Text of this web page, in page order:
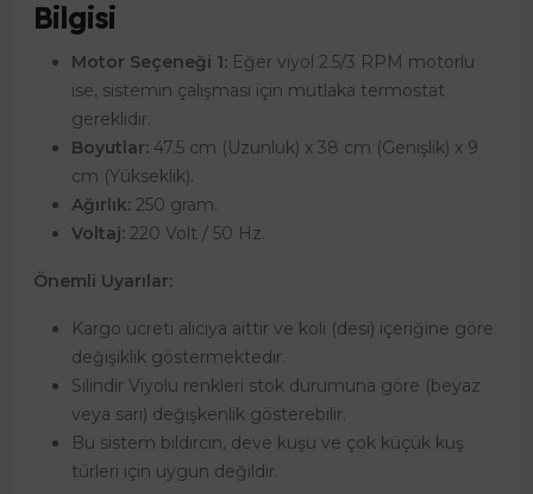
Bilgisi
Motor Seçeneği 1: Eğer viyol 2.5/3 RPM motorlu
ise, sistemin çalışması için mutlaka termostat
gereklidir.
Boyutlar: 47.5 cm (Uzunluk) x 38 cm (Genişlik) x 9
cm (Yükseklik).
Ağırlık: 250 gram.
Voltaj: 220 Volt / 50 Hz.
Önemli Uyarılar:
Kargo ücreti alıcıya aittir ve koli (desi) içeriğine göre
değişiklik göstermektedir.
Silindir Viyolu renkleri stok durumuna göre (beyaz
veya sarı) değişkenlik gösterebilir.
Bu sistem bıldırcın, deve kuşu ve çok küçük kuş
türleri için uygun değildir.